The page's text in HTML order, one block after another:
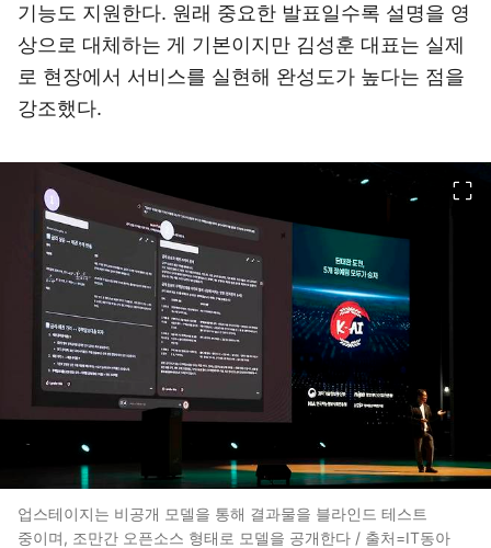
기능도 지원한다. 원래 중요한 발표일수록 설명을 영
상으로 대체하는 게 기본이지만 김성훈 대표는 실제
로 현장에서 서비스를 실현해 완성도가 높다는 점을
강조했다.
업스테이지는 비공개 모델을 통해 결과물을 블라인드 테스트
중이며, 조만간 오픈소스 형태로 모델을 공개한다 / 출처=IT동아